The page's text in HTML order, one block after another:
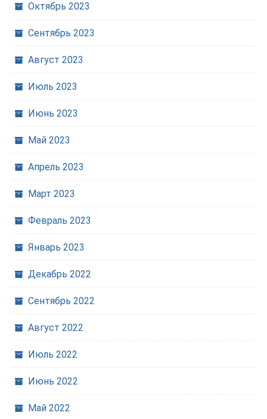
Октябрь 2023
Сентябрь 2023
Август 2023
Июль 2023
Июнь 2023
Май 2023
Апрель 2023
Март 2023
Февраль 2023
Январь 2023
Декабрь 2022
Сентябрь 2022
Август 2022
Июль 2022
Июнь 2022
Май 2022